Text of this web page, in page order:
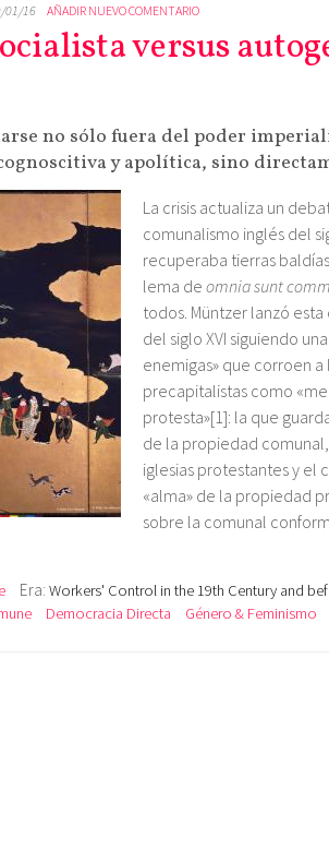
01/16 AÑADIR NUEVO COMENTARIO
versus
no sólo fuera del poder
y apolítica, sino
La crisis actualiza un
comunalismo inglés del
recuperaba tierras
lema de omnia sunt
todos. Müntzer lanzó
del siglo XVI siguiendo
enemigas» que corroen a
precapitalistas como
protesta»[1]: la que
de la propiedad
iglesias protestantes y el
«alma» de la propiedad
sobre la comunal
Era: Workers' Control in the 19th Century and
Democracia Directa Género & Feminismo